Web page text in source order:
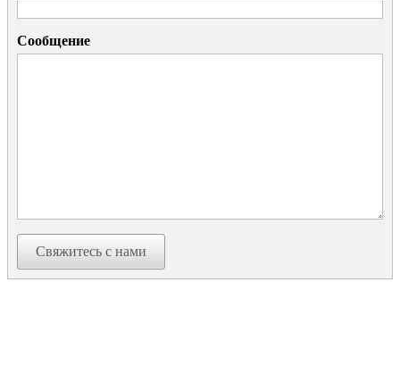
Сообщение